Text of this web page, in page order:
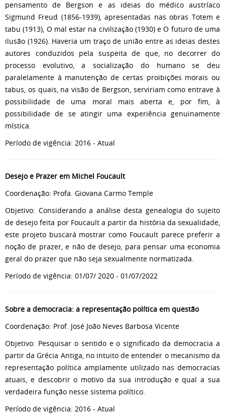
pensamento de Bergson e as ideias do médico austríaco
Sigmund Freud (1856-1939), apresentadas nas obras Totem e
tabu (1913), O mal estar na civilização (1930) e O futuro de uma
ilusão (1926). Haveria um traço de união entre as ideias destes
autores conduzidos pela suspeita de que, no decorrer do
processo evolutivo, a socialização do humano se deu
paralelamente à manutenção de certas proibições morais ou
tabus, os quais, na visão de Bergson, serviriam como entrave à
possibilidade de uma moral mais aberta e, por fim, à
possibilidade de se atingir uma experiência genuinamente
mística.
Período de vigência: 2016 - Atual
Desejo e Prazer em Michel Foucault
Coordenação: Profa. Giovana Carmo Temple
Objetivo: Considerando a análise desta genealogia do sujeito
de desejo feita por Foucault a partir da história da sexualidade,
este projeto buscará mostrar como Foucault parece preferir a
noção de prazer, e não de desejo, para pensar uma economia
geral do prazer que não seja sexualmente normatizada.
Período de vigência: 01/07/ 2020 - 01/07/2022
Sobre a democracia: a representação política em questão
Coordenação: Prof. José João Neves Barbosa Vicente
Objetivo: Pesquisar o sentido e o significado da democracia a
partir da Grécia Antiga, no intuito de entender o mecanismo da
representação política amplamente utilizado nas democracias
atuais, e descobrir o motivo da sua introdução e qual a sua
verdadeira função nesse sistema político.
Período de vigência: 2016 - Atual